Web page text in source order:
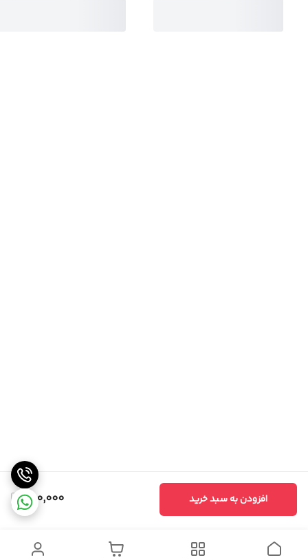
680,000 افزودن به سبد خرید